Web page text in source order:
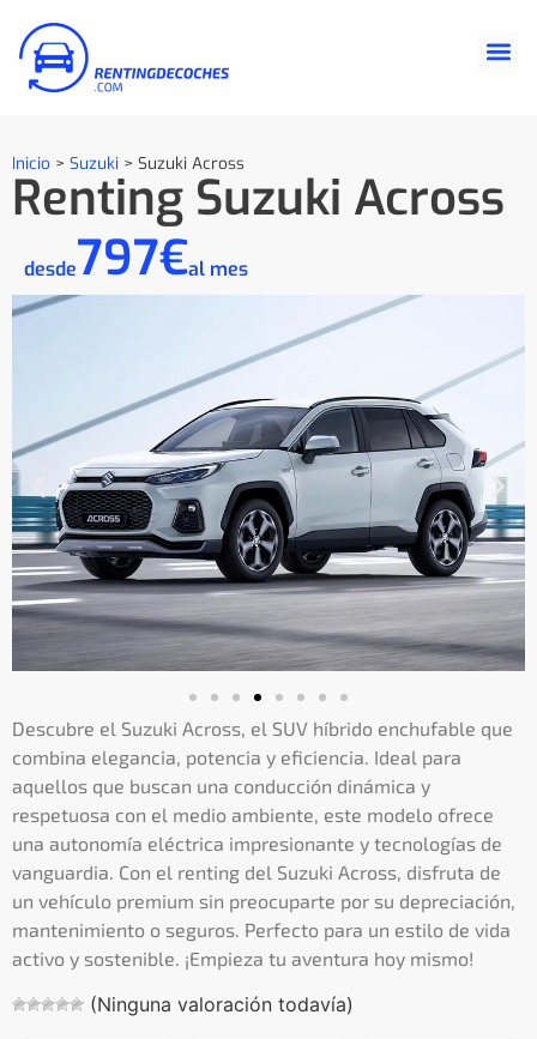
Inicio > Suzuki > Suzuki Across
Renting Suzuki Across
desde797€al mes
Descubre el Suzuki Across, el SUV híbrido enchufable que
combina elegancia, potencia y eficiencia. Ideal para
aquellos que buscan una conducción dinámica y
respetuosa con el medio ambiente, este modelo ofrece
una autonomía eléctrica impresionante y tecnologías de
vanguardia. Con el renting del Suzuki Across, disfruta de
un vehículo premium sin preocuparte por su depreciación,
mantenimiento o seguros. Perfecto para un estilo de vida
activo y sostenible. ¡Empieza tu aventura hoy mismo!
(Ninguna valoración todavía)